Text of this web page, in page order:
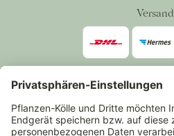
Versand
Zahlarten